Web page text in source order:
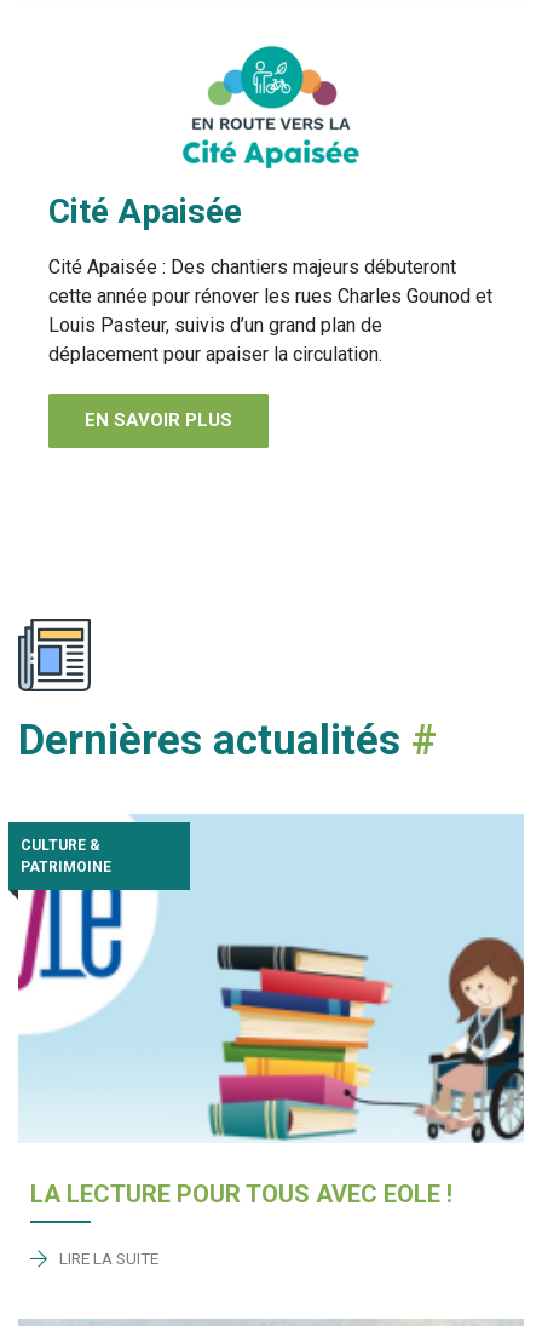
Cité Apaisée
Cité Apaisée : Des chantiers majeurs débuteront
cette année pour rénover les rues Charles Gounod et
Louis Pasteur, suivis d’un grand plan de
déplacement pour apaiser la circulation.
EN SAVOIR PLUS
Dernières actualités #
CULTURE &
PATRIMOINE
LA LECTURE POUR TOUS AVEC EOLE !
LIRE LA SUITE